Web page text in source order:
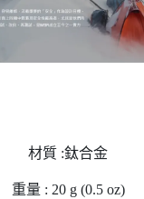
材質 :鈦合金
重量 : 20 g (0.5 oz)